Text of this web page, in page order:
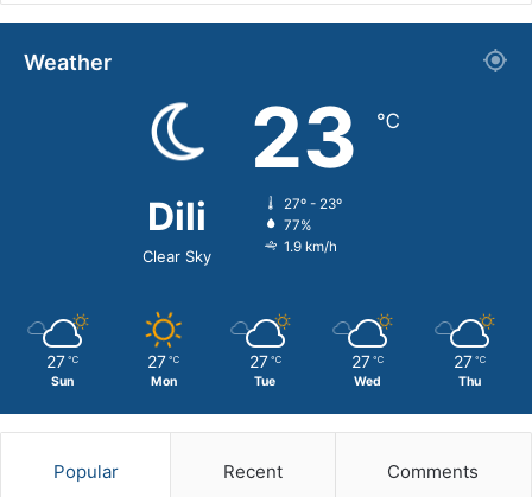
Weather
Dili
Clear Sky
23 ℃
27º - 23º
77%
1.9 km/h
27 ℃
Sun
27 ℃
Mon
27 ℃
Tue
27 ℃
Wed
27 ℃
Thu
Popular Recent Comments